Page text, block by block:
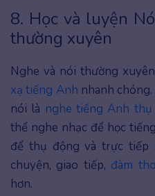
8. Học và luyện
thường xuyên
Nghe và nói thường
xạ tiếng Anh nhanh
nói là nghe tiếng Anh thụ
thể nghe nhạc để học
để thụ động và trực
chuyện, giao tiếp, đàm
hơn.